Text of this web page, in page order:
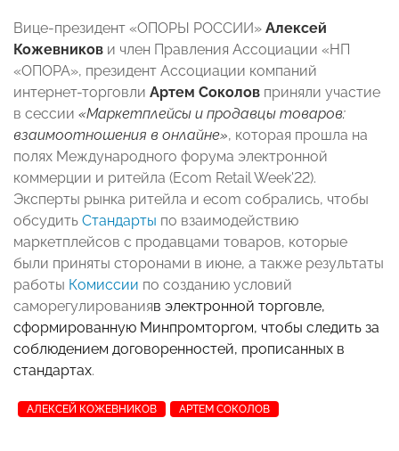
Вице-президент «ОПОРЫ РОССИИ» Алексей
Кожевников и член Правления Ассоциации «НП
«ОПОРА», президент Ассоциации компаний
интернет-торговли Артем Соколов приняли участие
в сессии «Маркетплейсы и продавцы товаров:
взаимоотношения в онлайне», которая прошла на
полях Международного форума электронной
коммерции и ритейла (Ecom Retail Week'22).
Эксперты рынка ритейла и ecom собрались, чтобы
обсудить Стандарты по взаимодействию
маркетплейсов с продавцами товаров, которые
были приняты сторонами в июне, а также результаты
работы Комиссии по созданию условий
саморегулированияв электронной торговле,
сформированную Минпромторгом, чтобы следить за
соблюдением договоренностей, прописанных в
стандартах.
АЛЕКСЕЙ КОЖЕВНИКОВ АРТЕМ СОКОЛОВ